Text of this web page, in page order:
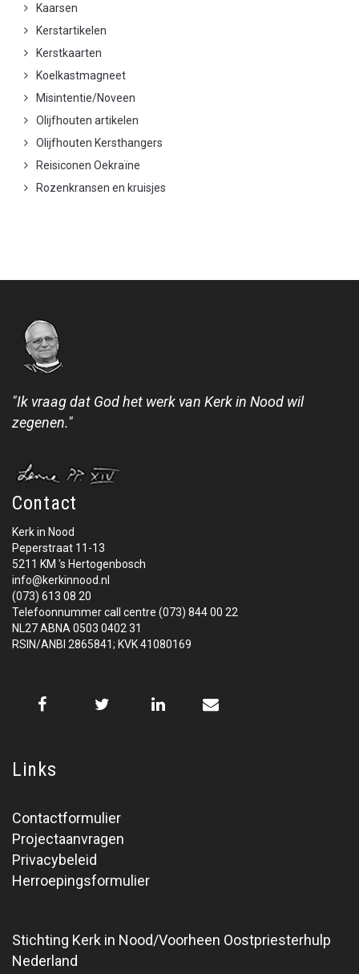
Kaarsen
Kerstartikelen
Kerstkaarten
Koelkastmagneet
Misintentie/Noveen
Olijfhouten artikelen
Olijfhouten Kersthangers
Reisiconen Oekraïne
Rozenkransen en kruisjes
"Ik vraag dat God het werk van Kerk in Nood wil
zegenen."
Contact
Kerk in Nood
Peperstraat 11-13
5211 KM 's Hertogenbosch
info@kerkinnood.nl
(073) 613 08 20
Telefoonnummer call centre (073) 844 00 22
NL27 ABNA 0503 0402 31
RSIN/ANBI 2865841; KVK 41080169
Links
Contactformulier
Projectaanvragen
Privacybeleid
Herroepingsformulier
Stichting Kerk in Nood/Voorheen Oostpriesterhulp
Nederland